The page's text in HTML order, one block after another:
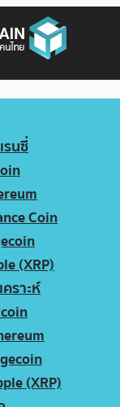
รนซี่
Coin
(XRP)
ราะห์
(XRP)